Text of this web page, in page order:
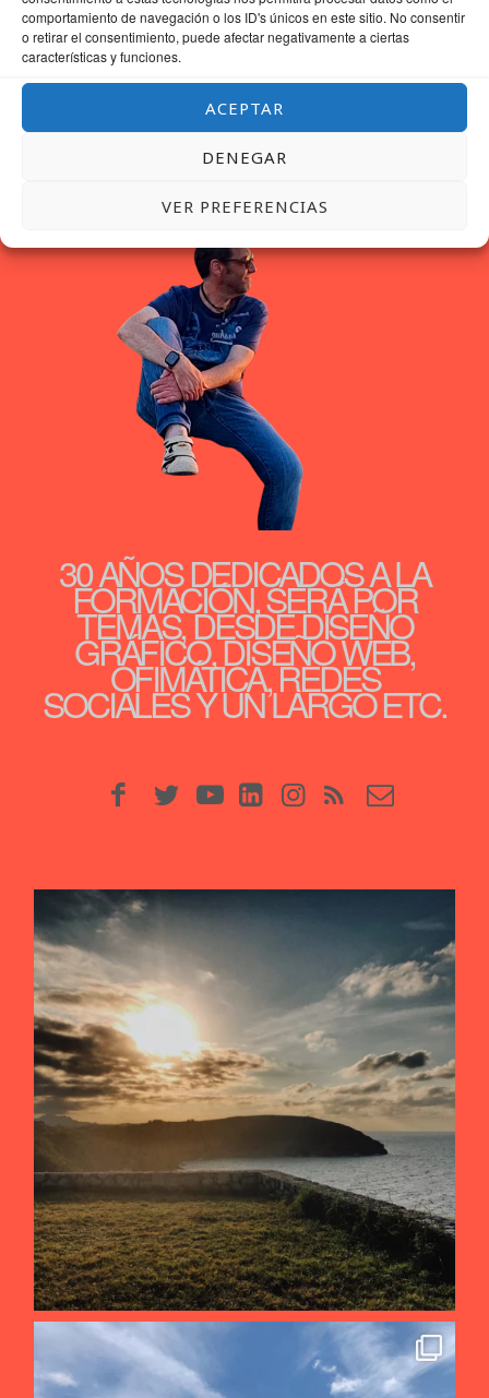
comportamiento de navegación o los ID's únicos en este sitio. No consentir
o retirar el consentimiento, puede afectar negativamente a ciertas
características y funciones.
ACEPTAR
DENEGAR
VER PREFERENCIAS
(Política de Privacidadbajo licencia CC)
30 AÑOS DEDICADOS A LA
FORMACIÓN, SERÁ POR
TEMAS, DESDE DISEÑO
GRÁFICO, DISEÑO WEB,
OFIMÁTICA, REDES
SOCIALES Y UN LARGO ETC.